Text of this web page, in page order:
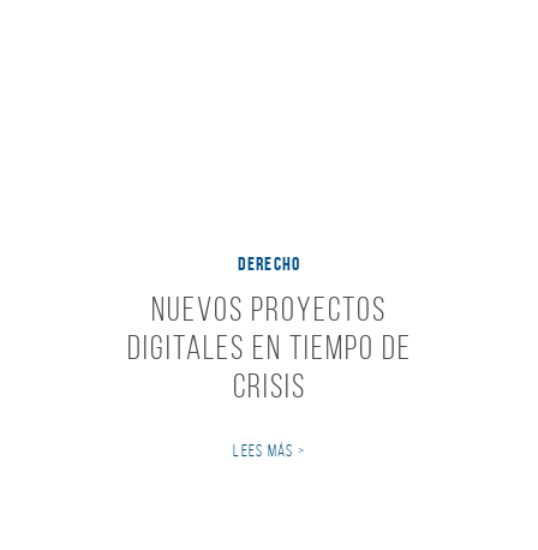
DERECHO
Nuevos Proyectos
Digitales en tiempo de
Crisis
LEES MÁS >